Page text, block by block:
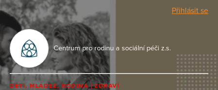
Přihlásit se
Centrum pro rodinu a sociální péči z.s.
DĚTI, MLÁDEŽ, RODINA ZDRAVÍ